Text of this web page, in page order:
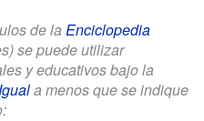
de la Enciclopedia
se puede utilizar
y educativos bajo la
a menos que se indique